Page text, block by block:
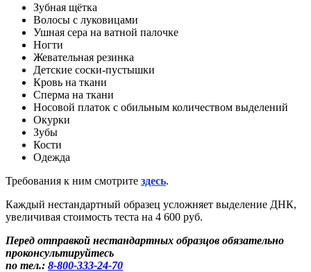
Зубная щётка
Волосы с луковицами
Ушная сера на ватной палочке
Ногти
Жевательная резинка
Детские соски-пустышки
Кровь на ткани
Сперма на ткани
Носовой платок с обильным количеством выделений
Окурки
Зубы
Кости
Одежда
Требования к ним смотрите здесь.
Каждый нестандартный образец усложняет выделение ДНК,
увеличивая стоимость теста на 4 600 руб.
Перед отправкой нестандартных образцов обязательно
проконсультируйтесь
по тел.: 8-800-333-24-70